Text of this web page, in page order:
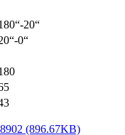
20“
0“
(896.67KB)